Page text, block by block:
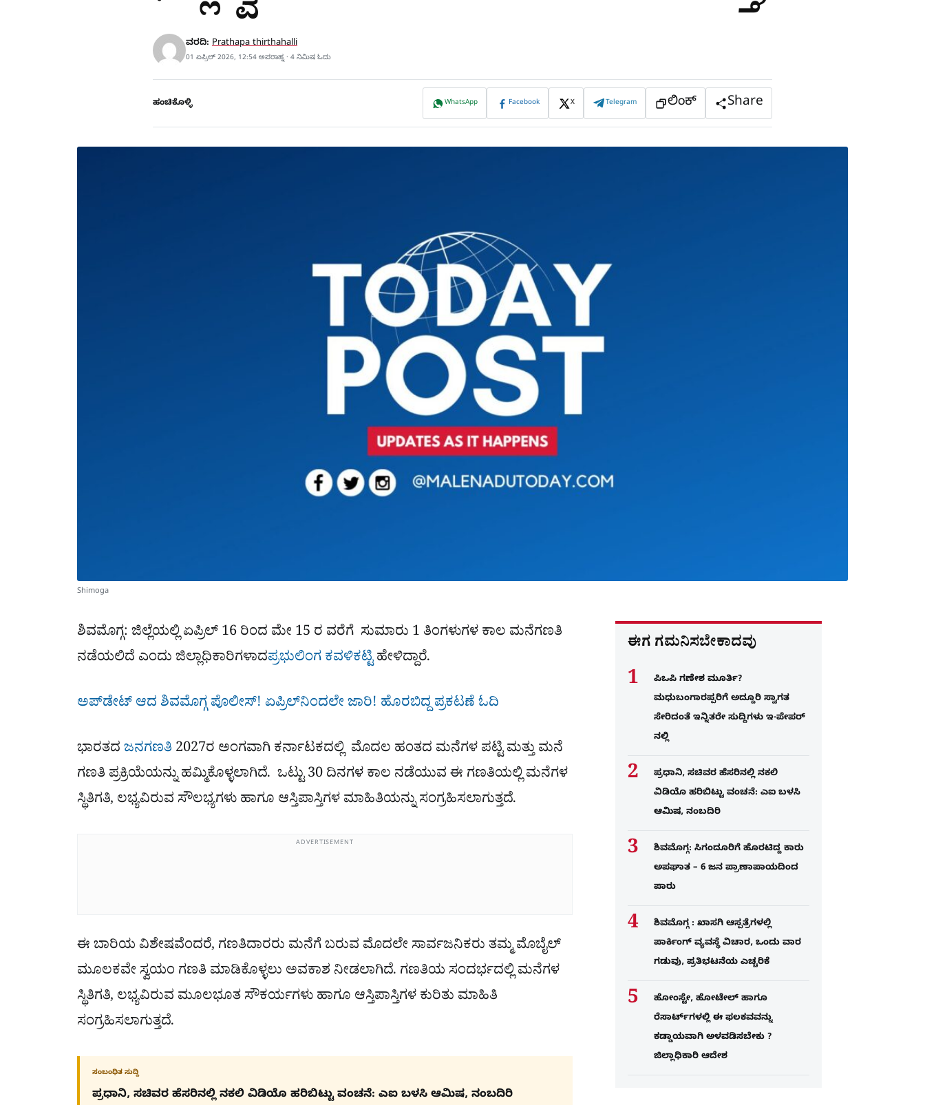
ವರದಿ: Prathapa thirthahalli
01 ಏಪ್ರಿಲ್ 2026, 12:54 ಅಪರಾಹ್ನ · 4 ನಿಮಿಷ ಓದು
ಹಂಚಿಕೊಳ್ಳಿ WhatsApp Facebook X Telegram ಲಿಂಕ್ Share
Shimoga
ಶಿವಮೊಗ್ಗ: ಜಿಲ್ಲೆಯಲ್ಲಿ ಏಪ್ರಿಲ್​ 16 ರಿಂದ ಮೇ 15 ರ ವರೆಗೆ ಸುಮಾರು 1 ತಿಂಗಳುಗಳ ಕಾಲ ಮನೆಗಣತಿ
ನಡೆಯಲಿದೆ ಎಂದು ಜಿಲ್ಲಾಧಿಕಾರಿಗಳಾದಪ್ರಭುಲಿಂಗ ಕವಳಿಕಟ್ಟಿಹೇಳಿದ್ದಾರೆ.
ಅಪ್​ಡೇಟ್ ಆದ ಶಿವಮೊಗ್ಗ ಪೊಲೀಸ್! ಏಪ್ರಿಲ್​ನಿಂದಲೇ ಜಾರಿ! ಹೊರಬಿದ್ದ ಪ್ರಕಟಣೆ ಓದಿ
ಭಾರತದಜನಗಣತಿ 2027ರ ಅಂಗವಾಗಿ ಕರ್ನಾಟಕದಲ್ಲಿ ಮೊದಲ ಹಂತದ ಮನೆಗಳ ಪಟ್ಟಿ ಮತ್ತು ಮನೆ
ಗಣತಿ ಪ್ರಕ್ರಿಯೆಯನ್ನು ಹಮ್ಮಿಕೊಳ್ಳಲಾಗಿದೆ. ಒಟ್ಟು 30 ದಿನಗಳ ಕಾಲ ನಡೆಯುವ ಈ ಗಣತಿಯಲ್ಲಿ ಮನೆಗಳ
ಸ್ಥಿತಿಗತಿ, ಲಭ್ಯವಿರುವ ಸೌಲಭ್ಯಗಳು ಹಾಗೂ ಆಸ್ತಿಪಾಸ್ತಿಗಳ ಮಾಹಿತಿಯನ್ನು ಸಂಗ್ರಹಿಸಲಾಗುತ್ತದೆ.
ADVERTISEMENT
ಈ ಬಾರಿಯ ವಿಶೇಷವೆಂದರೆ, ಗಣತಿದಾರರು ಮನೆಗೆ ಬರುವ ಮೊದಲೇ ಸಾರ್ವಜನಿಕರು ತಮ್ಮ ಮೊಬೈಲ್
ಮೂಲಕವೇ ಸ್ವಯಂ ಗಣತಿ ಮಾಡಿಕೊಳ್ಳಲು ಅವಕಾಶ ನೀಡಲಾಗಿದೆ. ಗಣತಿಯ ಸಂದರ್ಭದಲ್ಲಿ ಮನೆಗಳ
ಸ್ಥಿತಿಗತಿ, ಲಭ್ಯವಿರುವ ಮೂಲಭೂತ ಸೌಕರ್ಯಗಳು ಹಾಗೂ ಆಸ್ತಿಪಾಸ್ತಿಗಳ ಕುರಿತು ಮಾಹಿತಿ
ಸಂಗ್ರಹಿಸಲಾಗುತ್ತದೆ.
ಸಂಬಂಧಿತ ಸುದ್ದಿ
ಪ್ರಧಾನಿ, ಸಚಿವರ ಹೆಸರಿನಲ್ಲಿ ನಕಲಿ ವಿಡಿಯೊ ಹರಿಬಿಟ್ಟು ವಂಚನೆ: ಎಐ ಬಳಸಿ ಆಮಿಷ, ನಂಬದಿರಿ
ಈಗ ಗಮನಿಸಬೇಕಾದವು
ಪಿಒಪಿ ಗಣೇಶ ಮೂರ್ತಿ?
ಮಧುಬಂಗಾರಪ್ಪರಿಗೆ ಅದ್ದೂರಿ ಸ್ವಾಗತ
ಸೇರಿದಂತೆ ಇನ್ನಿತರೇ ಸುದ್ದಿಗಳು ಇ-ಪೇಪರ್​
ನಲ್ಲಿ
ಪ್ರಧಾನಿ, ಸಚಿವರ ಹೆಸರಿನಲ್ಲಿ ನಕಲಿ
ವಿಡಿಯೊ ಹರಿಬಿಟ್ಟು ವಂಚನೆ: ಎಐ ಬಳಸಿ
ಆಮಿಷ, ನಂಬದಿರಿ
ಶಿವಮೊಗ್ಗ: ಸಿಗಂದೂರಿಗೆ ಹೊರಟಿದ್ದ ಕಾರು
ಅಪಘಾತ – 6 ಜನ ಪ್ರಾಣಾಪಾಯದಿಂದ
ಪಾರು
ಶಿವಮೊಗ್ಗ : ಖಾಸಗಿ ಆಸ್ಪತ್ರೆಗಳಲ್ಲಿ
ಪಾರ್ಕಿಂಗ್​ ವ್ಯವಸ್ಥೆ ವಿಚಾರ, ಒಂದು ವಾರ
ಗಡುವು, ಪ್ರತಿಭಟನೆಯ ಎಚ್ಚರಿಕೆ
ಹೋಂಸ್ಟೇ, ಹೋಟೇಲ್ ಹಾಗೂ
ರೆಸಾರ್ಟ್‌ಗಳಲ್ಲಿ ಈ ಫಲಕವವನ್ನು
ಕಡ್ಡಾಯವಾಗಿ ಅಳವಡಿಸಬೇಕು ?
ಜಿಲ್ಲಾಧಿಕಾರಿ ಆದೇಶ